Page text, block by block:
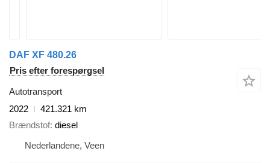
DAF XF 480.26
Pris efter forespørgsel
Autotransport
2022
421.321 km
Brændstof diesel
Nederlandene, Veen